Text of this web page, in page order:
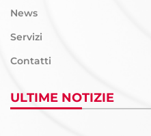
News
Servizi
Contatti
ULTIME NOTIZIE